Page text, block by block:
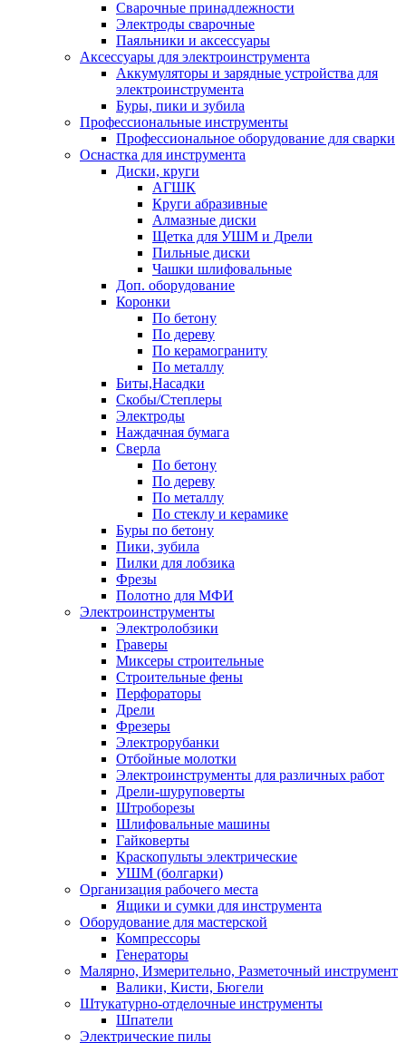
Сварочные принадлежности
Электроды сварочные
Паяльники и аксессуары
Аксессуары для электроинструмента
Аккумуляторы и зарядные устройства для
электроинструмента
Буры, пики и зубила
Профессиональные инструменты
Профессиональное оборудование для сварки
Оснастка для инструмента
Диски, круги
АГШК
Круги абразивные
Алмазные диски
Щетка для УШМ и Дрели
Пильные диски
Чашки шлифовальные
Доп. оборудование
Коронки
По бетону
По дереву
По керамограниту
По металлу
Биты,Насадки
Скобы/Степлеры
Электроды
Наждачная бумага
Сверла
По бетону
По дереву
По металлу
По стеклу и керамике
Буры по бетону
Пики, зубила
Пилки для лобзика
Фрезы
Полотно для МФИ
Электроинструменты
Электролобзики
Граверы
Миксеры строительные
Строительные фены
Перфораторы
Дрели
Фрезеры
Электрорубанки
Отбойные молотки
Электроинструменты для различных работ
Дрели-шуруповерты
Штроборезы
Шлифовальные машины
Гайковерты
Краскопульты электрические
УШМ (болгарки)
Организация рабочего места
Ящики и сумки для инструмента
Оборудование для мастерской
Компрессоры
Генераторы
Малярно, Измерительно, Разметочный инструмент
Валики, Кисти, Бюгели
Штукатурно-отделочные инструменты
Шпатели
Электрические пилы